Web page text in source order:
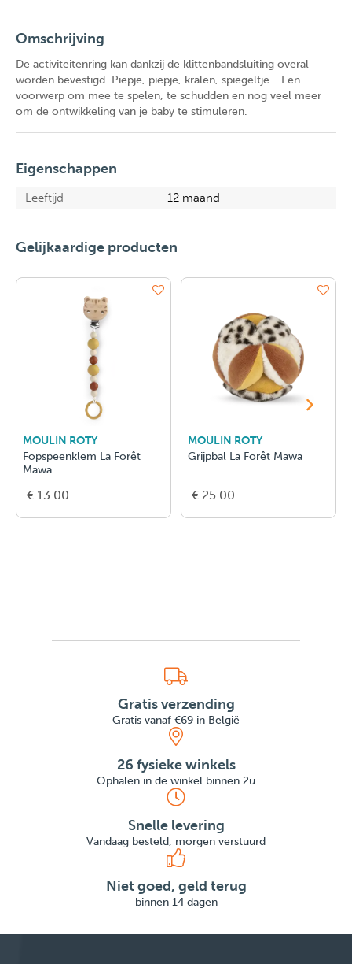
Omschrijving
De activiteitenring kan dankzij de klittenbandsluiting overal
worden bevestigd. Piepje, piepje, kralen, spiegeltje… Een
voorwerp om mee te spelen, te schudden en nog veel meer
om de ontwikkeling van je baby te stimuleren.
Eigenschappen
Leeftijd -12 maand
Gelijkaardige producten
MOULIN ROTY
Fopspeenklem La Forêt
Mawa
€ 13.00
MOULIN ROTY
Grijpbal La Forêt Mawa
€ 25.00
Gratis verzending
Gratis vanaf €69 in België
26 fysieke winkels
Ophalen in de winkel binnen 2u
Snelle levering
Vandaag besteld, morgen verstuurd
Niet goed, geld terug
binnen 14 dagen